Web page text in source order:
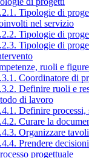
Tipologie di
nel servizio
Tipologie di
Tipologie di
ruoli e
Coordinatore di
Definire ruoli e
di lavoro
Definire processi,
Curare la
Organizzare
Prendere decisioni
progettuale